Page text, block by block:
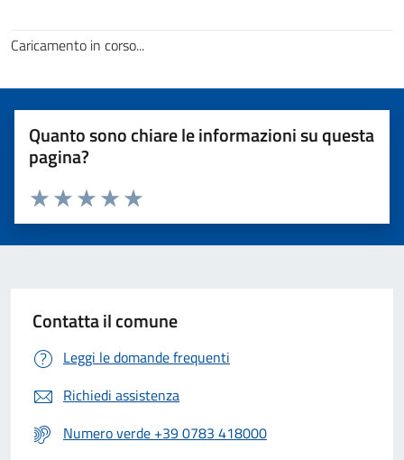
Caricamento in corso...
Quanto sono chiare le informazioni su questa
pagina?
Valuta 5 stelle su 5
Valuta 4 stelle su 5
Valuta 3 stelle su 5
Valuta 2 stelle su 5
Valuta 1 stelle su 5
Contatta il comune
Leggi le domande frequenti
Richiedi assistenza
Numero verde +39 0783 418000